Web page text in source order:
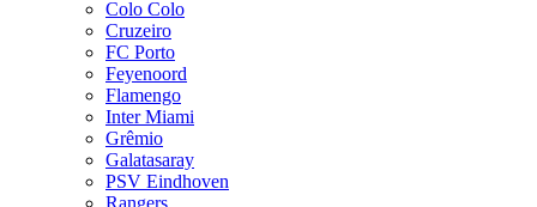
Colo Colo
Cruzeiro
FC Porto
Feyenoord
Flamengo
Inter Miami
Grêmio
Galatasaray
PSV Eindhoven
Rangers